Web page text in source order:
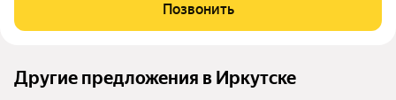
ЦЕНА в данном ЖК
Позвонить
Другие предложения в Иркутске